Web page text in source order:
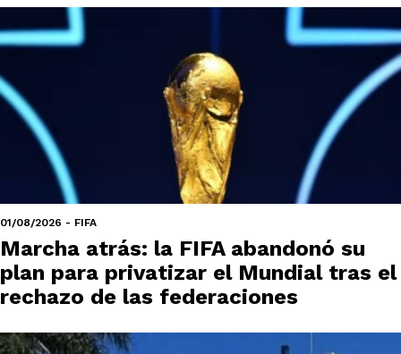
01/08/2026 - FIFA
Marcha atrás: la FIFA abandonó su
plan para privatizar el Mundial tras el
rechazo de las federaciones